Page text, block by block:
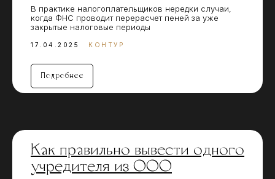
В практике налогоплательщиков нередки случаи,
когда ФНС проводит перерасчет пеней за уже
закрытые налоговые периоды
17.04.2025 КОНТУР
Подробнее
Как правильно вывести одного
учредителя из ООО